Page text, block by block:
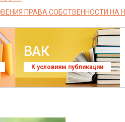
ПРАВА СОБСТВЕННОСТИ
ВАК
К условиям публикации